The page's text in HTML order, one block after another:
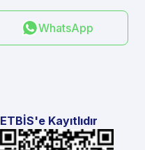
WhatsApp
ETBİS'e Kayıtlıdır